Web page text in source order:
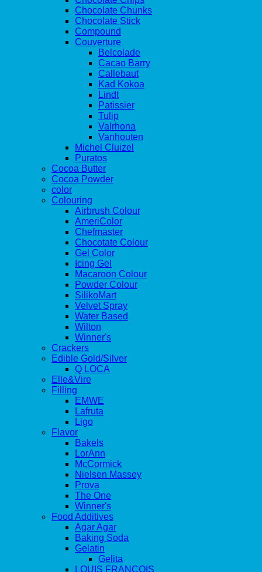
Chocolate Chunks
Chocolate Stick
Compound
Couverture
Belcolade
Cacao Barry
Callebaut
Kad Kokoa
Lindt
Patissier
Tulip
Valrhona
Vanhouten
Michel Cluizel
Puratos
Cocoa Butter
Cocoa Powder
color
Colouring
Airbrush Colour
AmeriColor
Chefmaster
Chocotate Colour
Gel Color
Icing Gel
Macaroon Colour
Powder Colour
SilikoMart
Velvet Spray
Water Based
Wilton
Winner's
Crackers
Edible Gold/Silver
Q LOCA
Elle&Vire
Filling
EMWE
Lafruta
Ligo
Flavor
Bakels
LorAnn
McCormick
Nielsen Massey
Prova
The One
Winner's
Food Additives
Agar Agar
Baking Soda
Gelatin
Gelita
LOUIS FRANCOIS